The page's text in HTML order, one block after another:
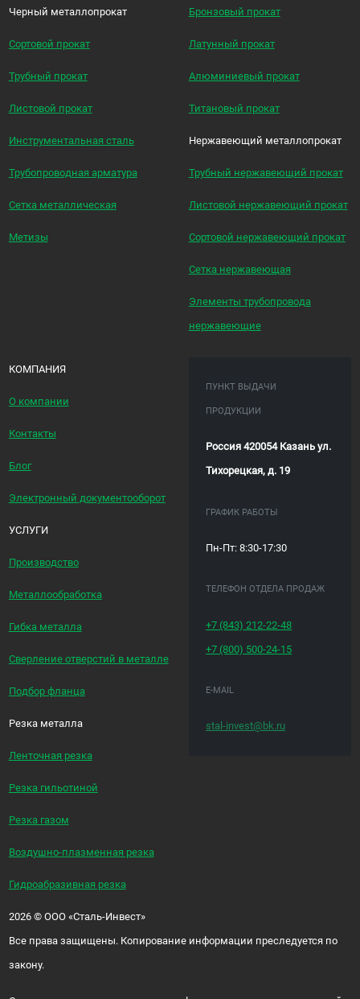
Черный металлопрокат
Сортовой прокат
Трубный прокат
Листовой прокат
Инструментальная сталь
Трубопроводная арматура
Сетка металлическая
Метизы
Бронзовый прокат
Латунный прокат
Алюминиевый прокат
Титановый прокат
Нержавеющий металлопрокат
Трубный нержавеющий прокат
Листовой нержавеющий прокат
Сортовой нержавеющий прокат
Сетка нержавеющая
Элементы трубопровода
нержавеющие
КОМПАНИЯ
О компании
Контакты
Блог
Электронный документооборот
УСЛУГИ
Производство
Металлообработка
Гибка металла
Сверление отверстий в металле
Подбор фланца
Резка металла
Ленточная резка
Резка гильотиной
Резка газом
Воздушно-плазменная резка
Гидроабразивная резка
ПУНКТ ВЫДАЧИ
ПРОДУКЦИИ
Россия 420054 Казань ул.
Тихорецкая, д. 19
ГРАФИК РАБОТЫ
Пн-Пт: 8:30-17:30
ТЕЛЕФОН ОТДЕЛА ПРОДАЖ
+7 (843) 212-22-48
+7 (800) 500-24-15
E-MAIL
stal-invest@bk.ru
2026 ©ООО «Сталь-Инвест»
Все права защищены. Копирование информации преследуется по
закону.